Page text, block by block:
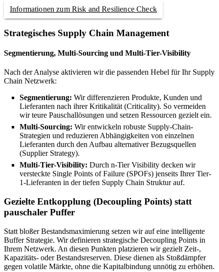
Informationen zum Risk and Resilience Check
Strategisches Supply Chain Management
Segmentierung, Multi-Sourcing und Multi-Tier-Visibility
Nach der Analyse aktivieren wir die passenden Hebel für Ihr Supply
Chain Netzwerk:
Segmentierung: Wir differenzieren Produkte, Kunden und
Lieferanten nach ihrer Kritikalität (Criticality). So vermeiden
wir teure Pauschallösungen und setzen Ressourcen gezielt ein.
Multi-Sourcing: Wir entwickeln robuste Supply-Chain-
Strategien und reduzieren Abhängigkeiten von einzelnen
Lieferanten durch den Aufbau alternativer Bezugsquellen
(Supplier Strategy).
Multi-Tier-Visibility: Durch n-Tier Visibility decken wir
versteckte Single Points of Failure (SPOFs) jenseits Ihrer Tier-
1-Lieferanten in der tiefen Supply Chain Struktur auf.
Gezielte Entkopplung (Decoupling Points) statt
pauschaler Puffer
Statt bloßer Bestandsmaximierung setzen wir auf eine intelligente
Buffer Strategie. Wir definieren strategische Decoupling Points in
Ihrem Netzwerk. An diesen Punkten platzieren wir gezielt Zeit-,
Kapazitäts- oder Bestandsreserven. Diese dienen als Stoßdämpfer
gegen volatile Märkte, ohne die Kapitalbindung unnötig zu erhöhen.